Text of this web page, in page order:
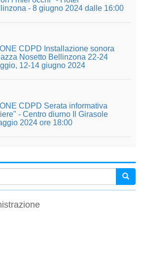
- 8 giugno 2024 dalle 16:00
CDPD Installazione sonora
Nosetto Bellinzona 22-24
12-14 giugno 2024
CDPD Serata informativa
- Centro diurno Il Girasole
2024 ore 18:00